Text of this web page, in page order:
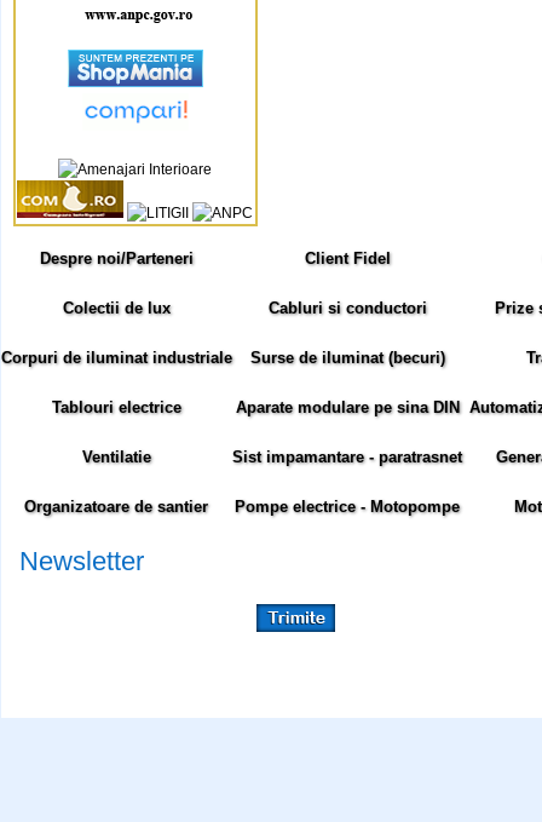
Despre noi/Parteneri Client Fidel
Colectii de lux Cabluri si conductori Prize
Corpuri de iluminat industriale Surse de iluminat (becuri)
Tablouri electrice Aparate modulare pe sina DIN
Ventilatie Sist impamantare - paratrasnet
Organizatoare de santier Pompe electrice - Motopompe
Newsletter